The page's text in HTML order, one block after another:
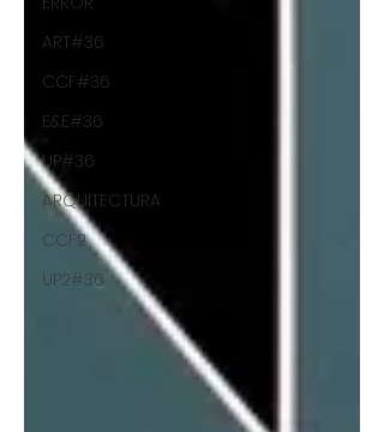
ART#36
CCF#36
E&E#36
UP#36
ARQUITECTURA
CCF2
UP2#36